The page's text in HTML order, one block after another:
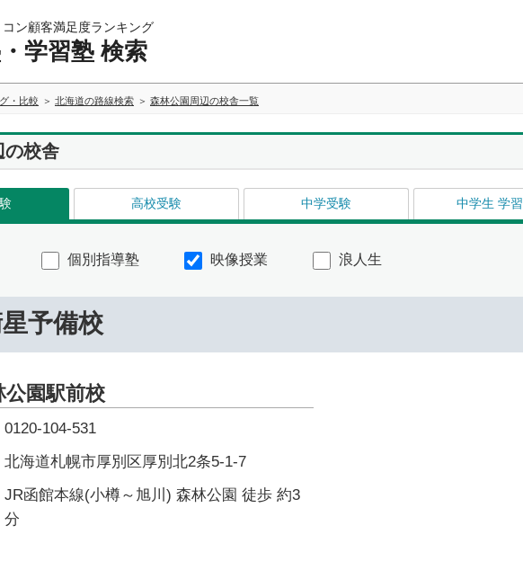
コン顧客満足度ランキング
学習塾 検索
・比較 北海道の路線検索 森林公園周辺の校舎一覧
の校舎
高校受験 中学受験 中学生 学
個別指導塾 映像授業 浪人生
予備校
公園駅前校
0120-104-531
北海道札幌市厚別区厚別北2条5-1-7
JR函館本線(小樽～旭川) 森林公園 徒歩 約3
分